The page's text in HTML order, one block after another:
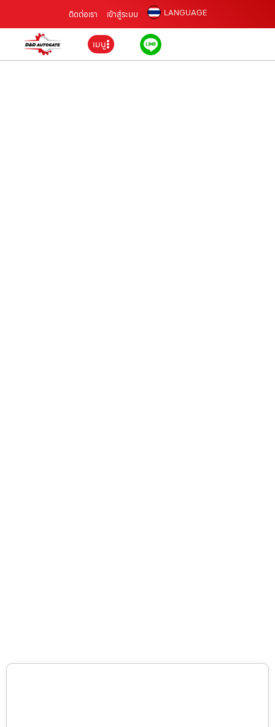
ติดต่อเรา เข้าสู่ระบบ LANGUAGE
เมนู